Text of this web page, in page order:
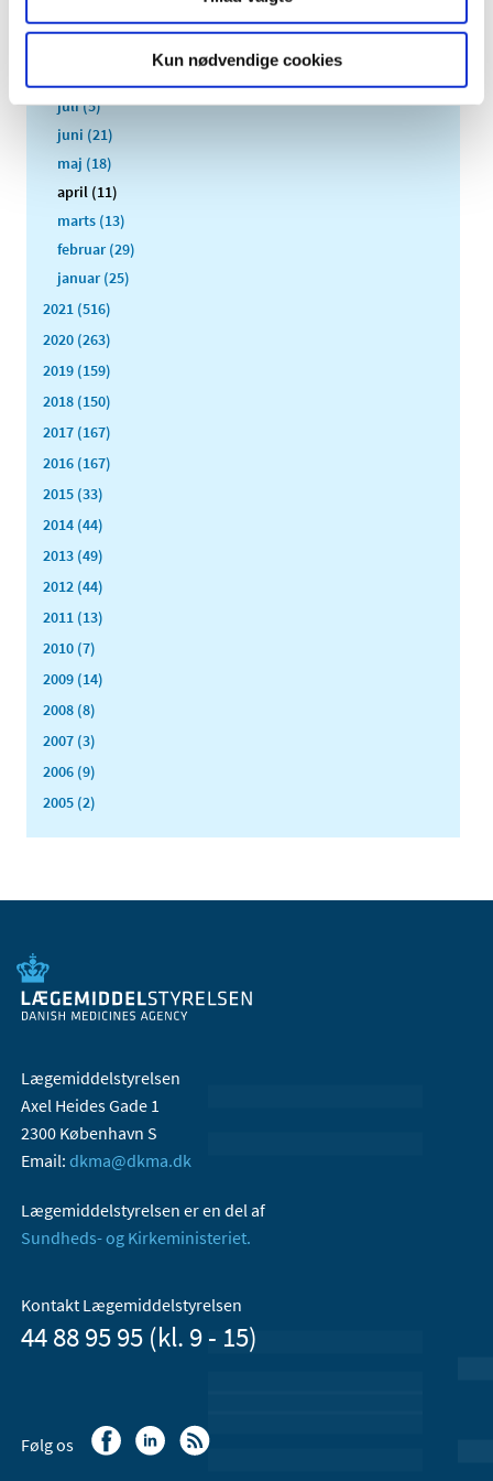
Kun nødvendige cookies
oktober (17)
september (13)
juli (5)
juni (21)
maj (18)
april (11)
marts (13)
februar (29)
januar (25)
2021 (516)
2020 (263)
2019 (159)
2018 (150)
2017 (167)
2016 (167)
2015 (33)
2014 (44)
2013 (49)
2012 (44)
2011 (13)
2010 (7)
2009 (14)
2008 (8)
2007 (3)
2006 (9)
2005 (2)
Lægemiddelstyrelsen
Axel Heides Gade 1
2300 København S
Email: dkma@dkma.dk
Lægemiddelstyrelsen er en del af
Sundheds- og Kirkeministeriet.
Kontakt Lægemiddelstyrelsen
44 88 95 95 (kl. 9 - 15)
Følg os